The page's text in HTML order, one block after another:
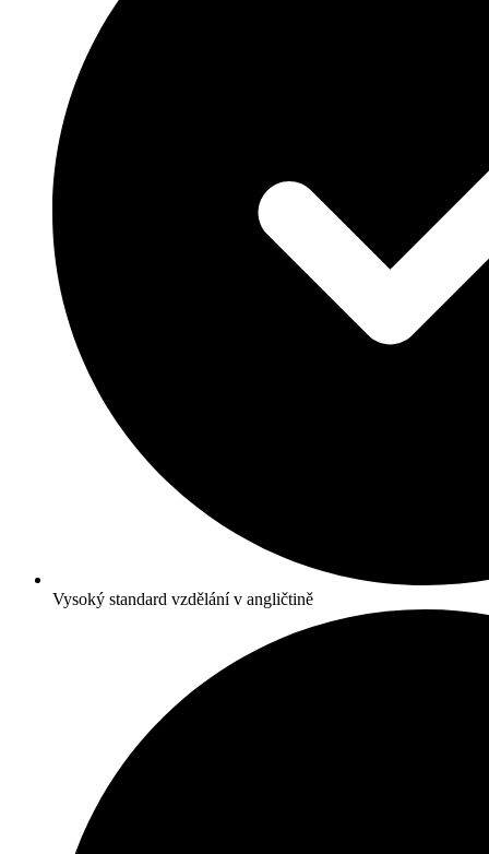
Vysoký standard vzdělání v angličtině